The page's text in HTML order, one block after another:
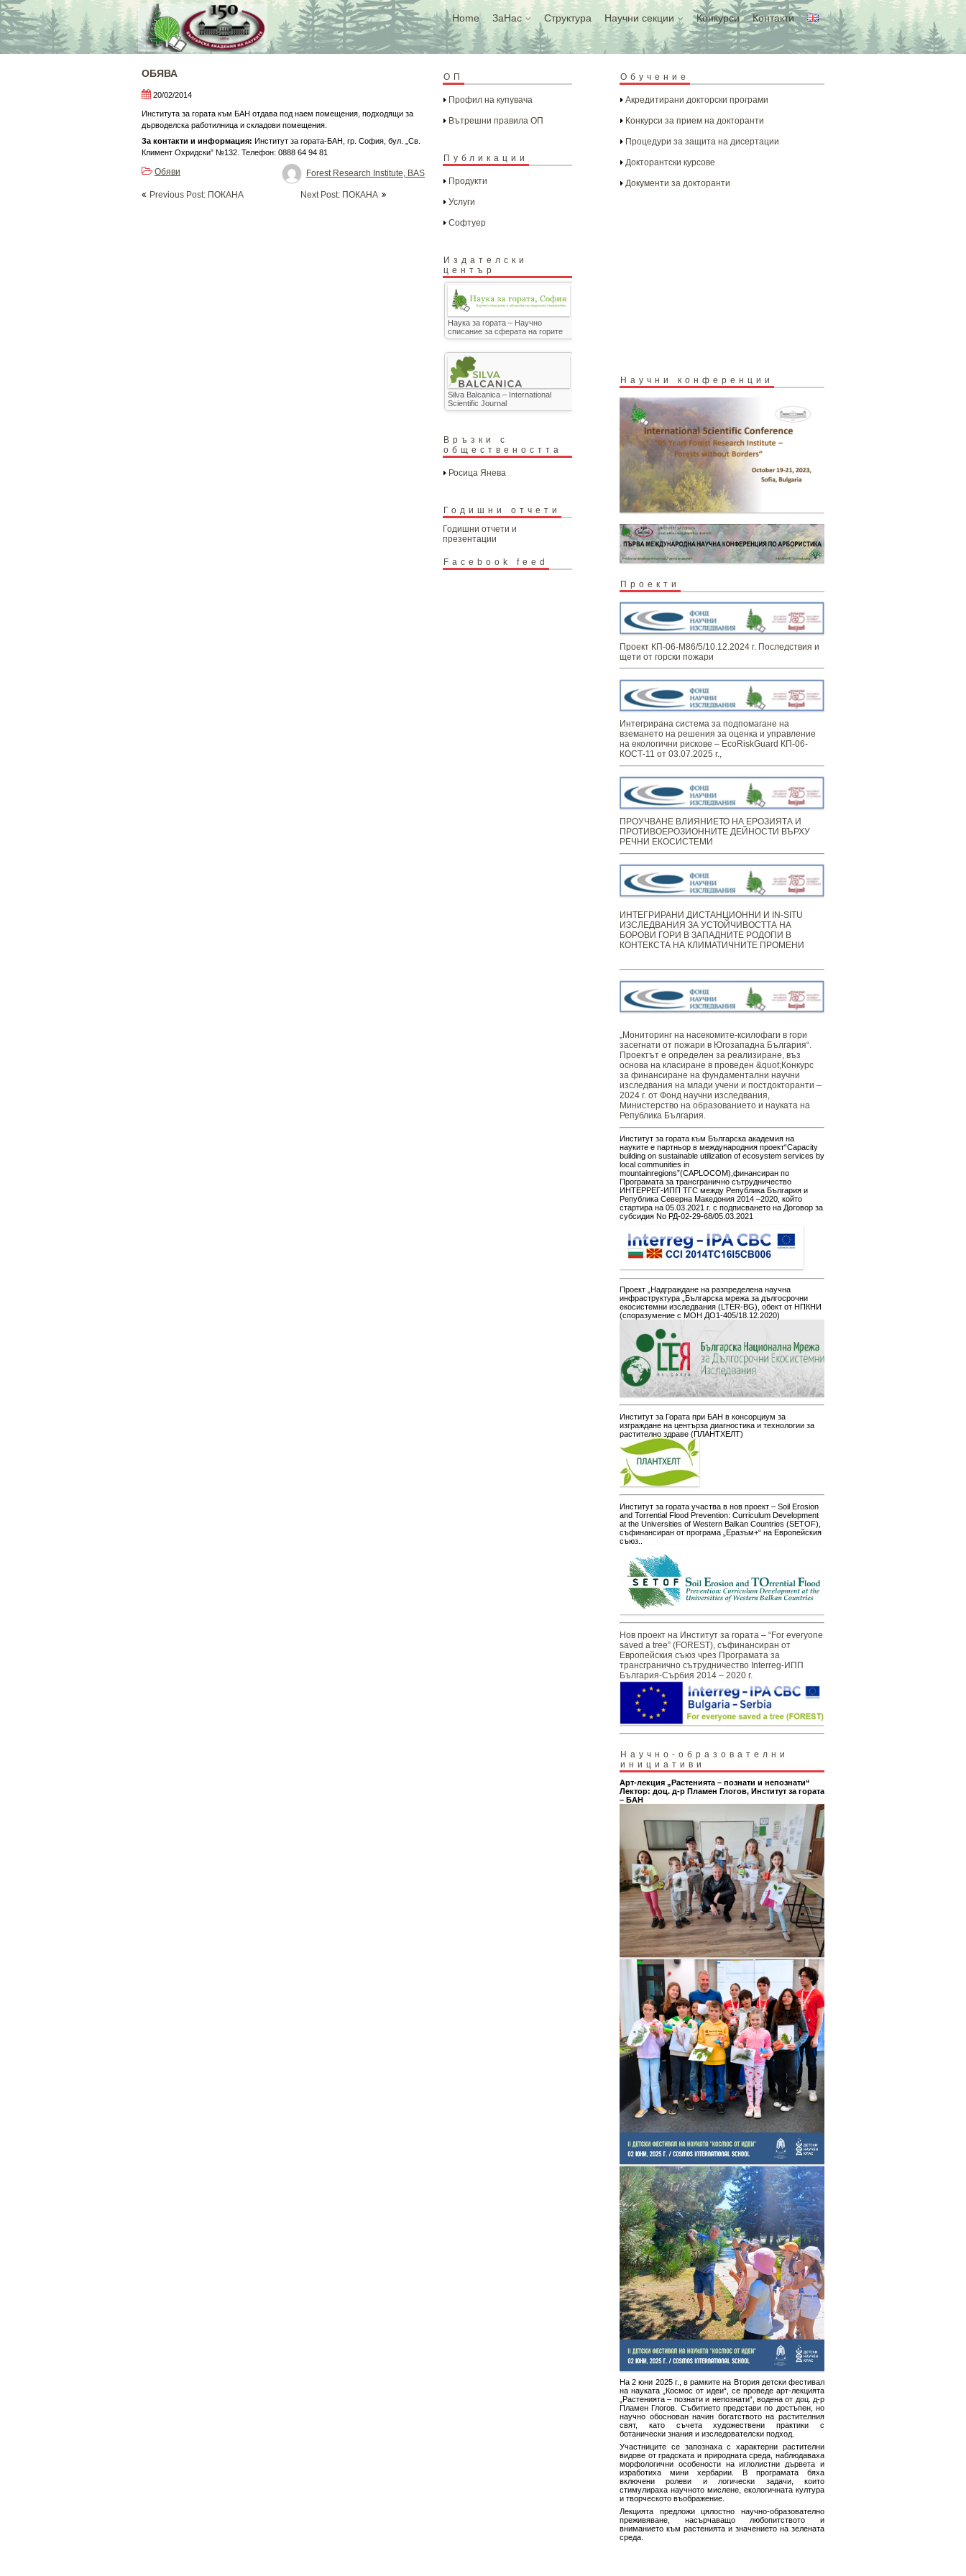
Skip
to
content
Home ЗаНас Структура Научни секции Конкурси Контакти
ОБЯВА
20/02/2014
Института за гората към БАН отдава под наем помещения, подходящи за
дърводелска работилница и складови помещения.
За контакти и информация: Институт за гората-БАН, гр. София, бул. „Св.
Климент Охридски” №132. Телефон: 0888 64 94 81
Forest Research Institute, BAS
Обяви
navigation
Previous Post: ПОКАНА Next Post: ПОКАНА
ОП
Профил на купувача
Вътрешни правила ОП
Публикации
Продукти
Услуги
Софтуер
Издателски
център
Наука за гората – Научно
списание за сферата на горите
Silva Balcanica – International
Scientific Journal
Връзки с
обществеността
Росица Янева
Годишни отчети
Годишни отчети и
презентации
Facebook feed
Обучение
Акредитирани докторски програми
Конкурси за прием на докторанти
Процедури за защита на дисертации
Докторантски курсове
Документи за докторанти
Научни конференции
Проекти
Проект КП-06-М86/5/10.12.2024 г. Последствия и
щети от горски пожари
Интегрирана система за подпомагане на
вземането на решения за оценка и управление
на екологични рискове – EcoRiskGuard КП-06-
КОСТ-11 от 03.07.2025 г.,
ПРОУЧВАНЕ ВЛИЯНИЕТО НА ЕРОЗИЯТА И
ПРОТИВОЕРОЗИОННИТЕ ДЕЙНОСТИ ВЪРХУ
РЕЧНИ ЕКОСИСТЕМИ
ИНТЕГРИРАНИ ДИСТАНЦИОННИ И IN-SITU
ИЗСЛЕДВАНИЯ ЗА УСТОЙЧИВОСТТА НА
БОРОВИ ГОРИ В ЗАПАДНИТЕ РОДОПИ В
КОНТЕКСТА НА КЛИМАТИЧНИТЕ ПРОМЕНИ
„Мониторинг ​​​на ​​насекомите-ксилофаги в гори
засегнати от пожари в Югозападна България“.
Проектът е определен за реализиране, въз
основа на класиране в проведен &quot;Конкурс
за финансиране на фундаментални научни
изследвания на млади учени и постдокторанти –
2024 г. от Фонд научни изследвания,
Министерство на образованието и науката на
Република България.
Институт за гората към Българска академия на
науките е партньор в международния проект“Capacity
building on sustainable utilization of ecosystem services by
local communities in
mountainregions”(CAPLOCOM),финансиран по
Програмата за трансгранично сътрудничество
ИНТЕРРЕГ-ИПП ТГС между Република България и
Република Северна Македония 2014 –2020, който
стартира на 05.03.2021 г. с подписването на Договор за
субсидия No РД-02-29-68/05.03.2021
Проект „Надграждане на разпределена научна
инфраструктура „Българска мрежа за дългосрочни
екосистемни изследвания (LTER-BG), обект от НПКНИ
(споразумение с МОН ДО1-405/18.12.2020)
Институт за Гората при БАН в консорциум за
изграждане на центърза диагностика и технологии за
растително здраве (ПЛАНТХЕЛТ)
Институт за гората участва в нов проект – Soil Erosion
and Torrential Flood Prevention: Curriculum Development
at the Universities of Western Balkan Countries (SETOF),
съфинансиран от програма „Еразъм+“ на Европейския
съюз..
Нов проект на Институт за гората – “For everyone
saved a tree” (FOREST), съфинансиран от
Европейския съюз чрез Програмата за
трансгранично сътрудничество Interreg-ИПП
България-Сърбия 2014 – 2020 г.
Научно-образователни
инициативи
Арт-лекция „Растенията – познати и непознати“
Лектор: доц. д-р Пламен Глогов, Институт за гората
– БАН
На 2 юни 2025 г., в рамките на Втория детски фестивал
на науката „Космос от идеи“, се проведе арт-лекцията
„Растенията – познати и непознати“, водена от доц. д-р
Пламен Глогов. Събитието представи по достъпен, но
научно обоснован начин богатството на растителния
свят, като съчета художествени практики с
ботанически знания и изследователски подход.
Участниците се запознаха с характерни растителни
видове от градската и природната среда, наблюдаваха
морфологични особености на иглолистни дървета и
изработиха мини хербарии. В програмата бяха
включени ролеви и логически задачи, които
стимулираха научното мислене, екологичната култура
и творческото въображение.
Лекцията предложи цялостно научно-образователно
преживяване, насърчаващо любопитството и
вниманието към растенията и значението на зелената
среда.